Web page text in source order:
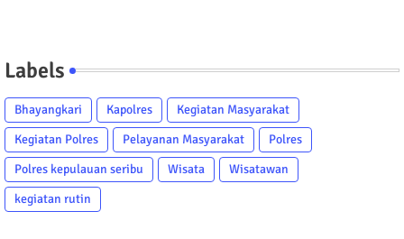
Labels
Bhayangkari Kapolres
Kegiatan Masyarakat
Kegiatan Polres
Pelayanan Masyarakat
Polres
Polres kepulauan seribu
Wisata
Wisatawan
kegiatan rutin